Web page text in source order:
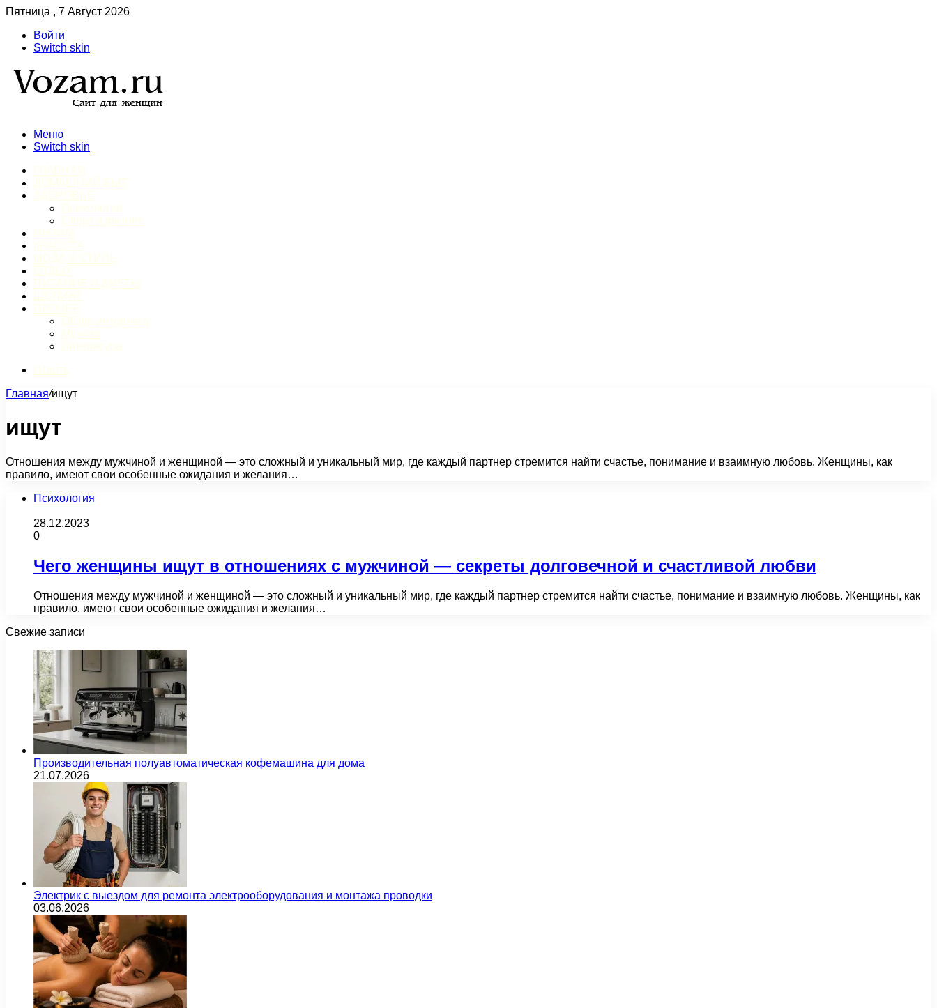
Пятница , 7 Август 2026
Войти
Switch skin
Меню
Switch skin
Главная/ищут
ищут
Отношения между мужчиной и женщиной — это сложный и уникальный мир, где каждый партнер стремится найти счастье, понимание и взаимную любовь. Женщины, как
правило, имеют свои особенные ожидания и желания…
Психология
28.12.2023
0
Чего женщины ищут в отношениях с мужчиной — секреты долговечной и счастливой любви
Отношения между мужчиной и женщиной — это сложный и уникальный мир, где каждый партнер стремится найти счастье, понимание и взаимную любовь. Женщины, как
правило, имеют свои особенные ожидания и желания…
Свежие записи
Производительная полуавтоматическая кофемашина для дома
21.07.2026
Электрик с выездом для ремонта электрооборудования и монтажа проводки
03.06.2026